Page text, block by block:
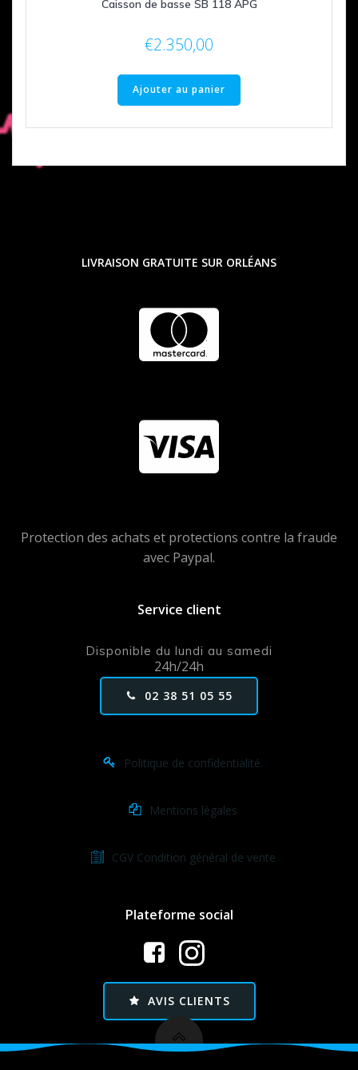
Caisson de basse SB 118 APG
€2.350,00
Ajouter au panier
LIVRAISON GRATUITE SUR ORLÉANS
Protection des achats et protections contre la fraude
avec Paypal.
Service client
Disponible du lundi au samedi
24h/24h
02 38 51 05 55
Politique de confidentialité.
Mentions légales
CGV Condition général de vente
Plateforme social
AVIS CLIENTS